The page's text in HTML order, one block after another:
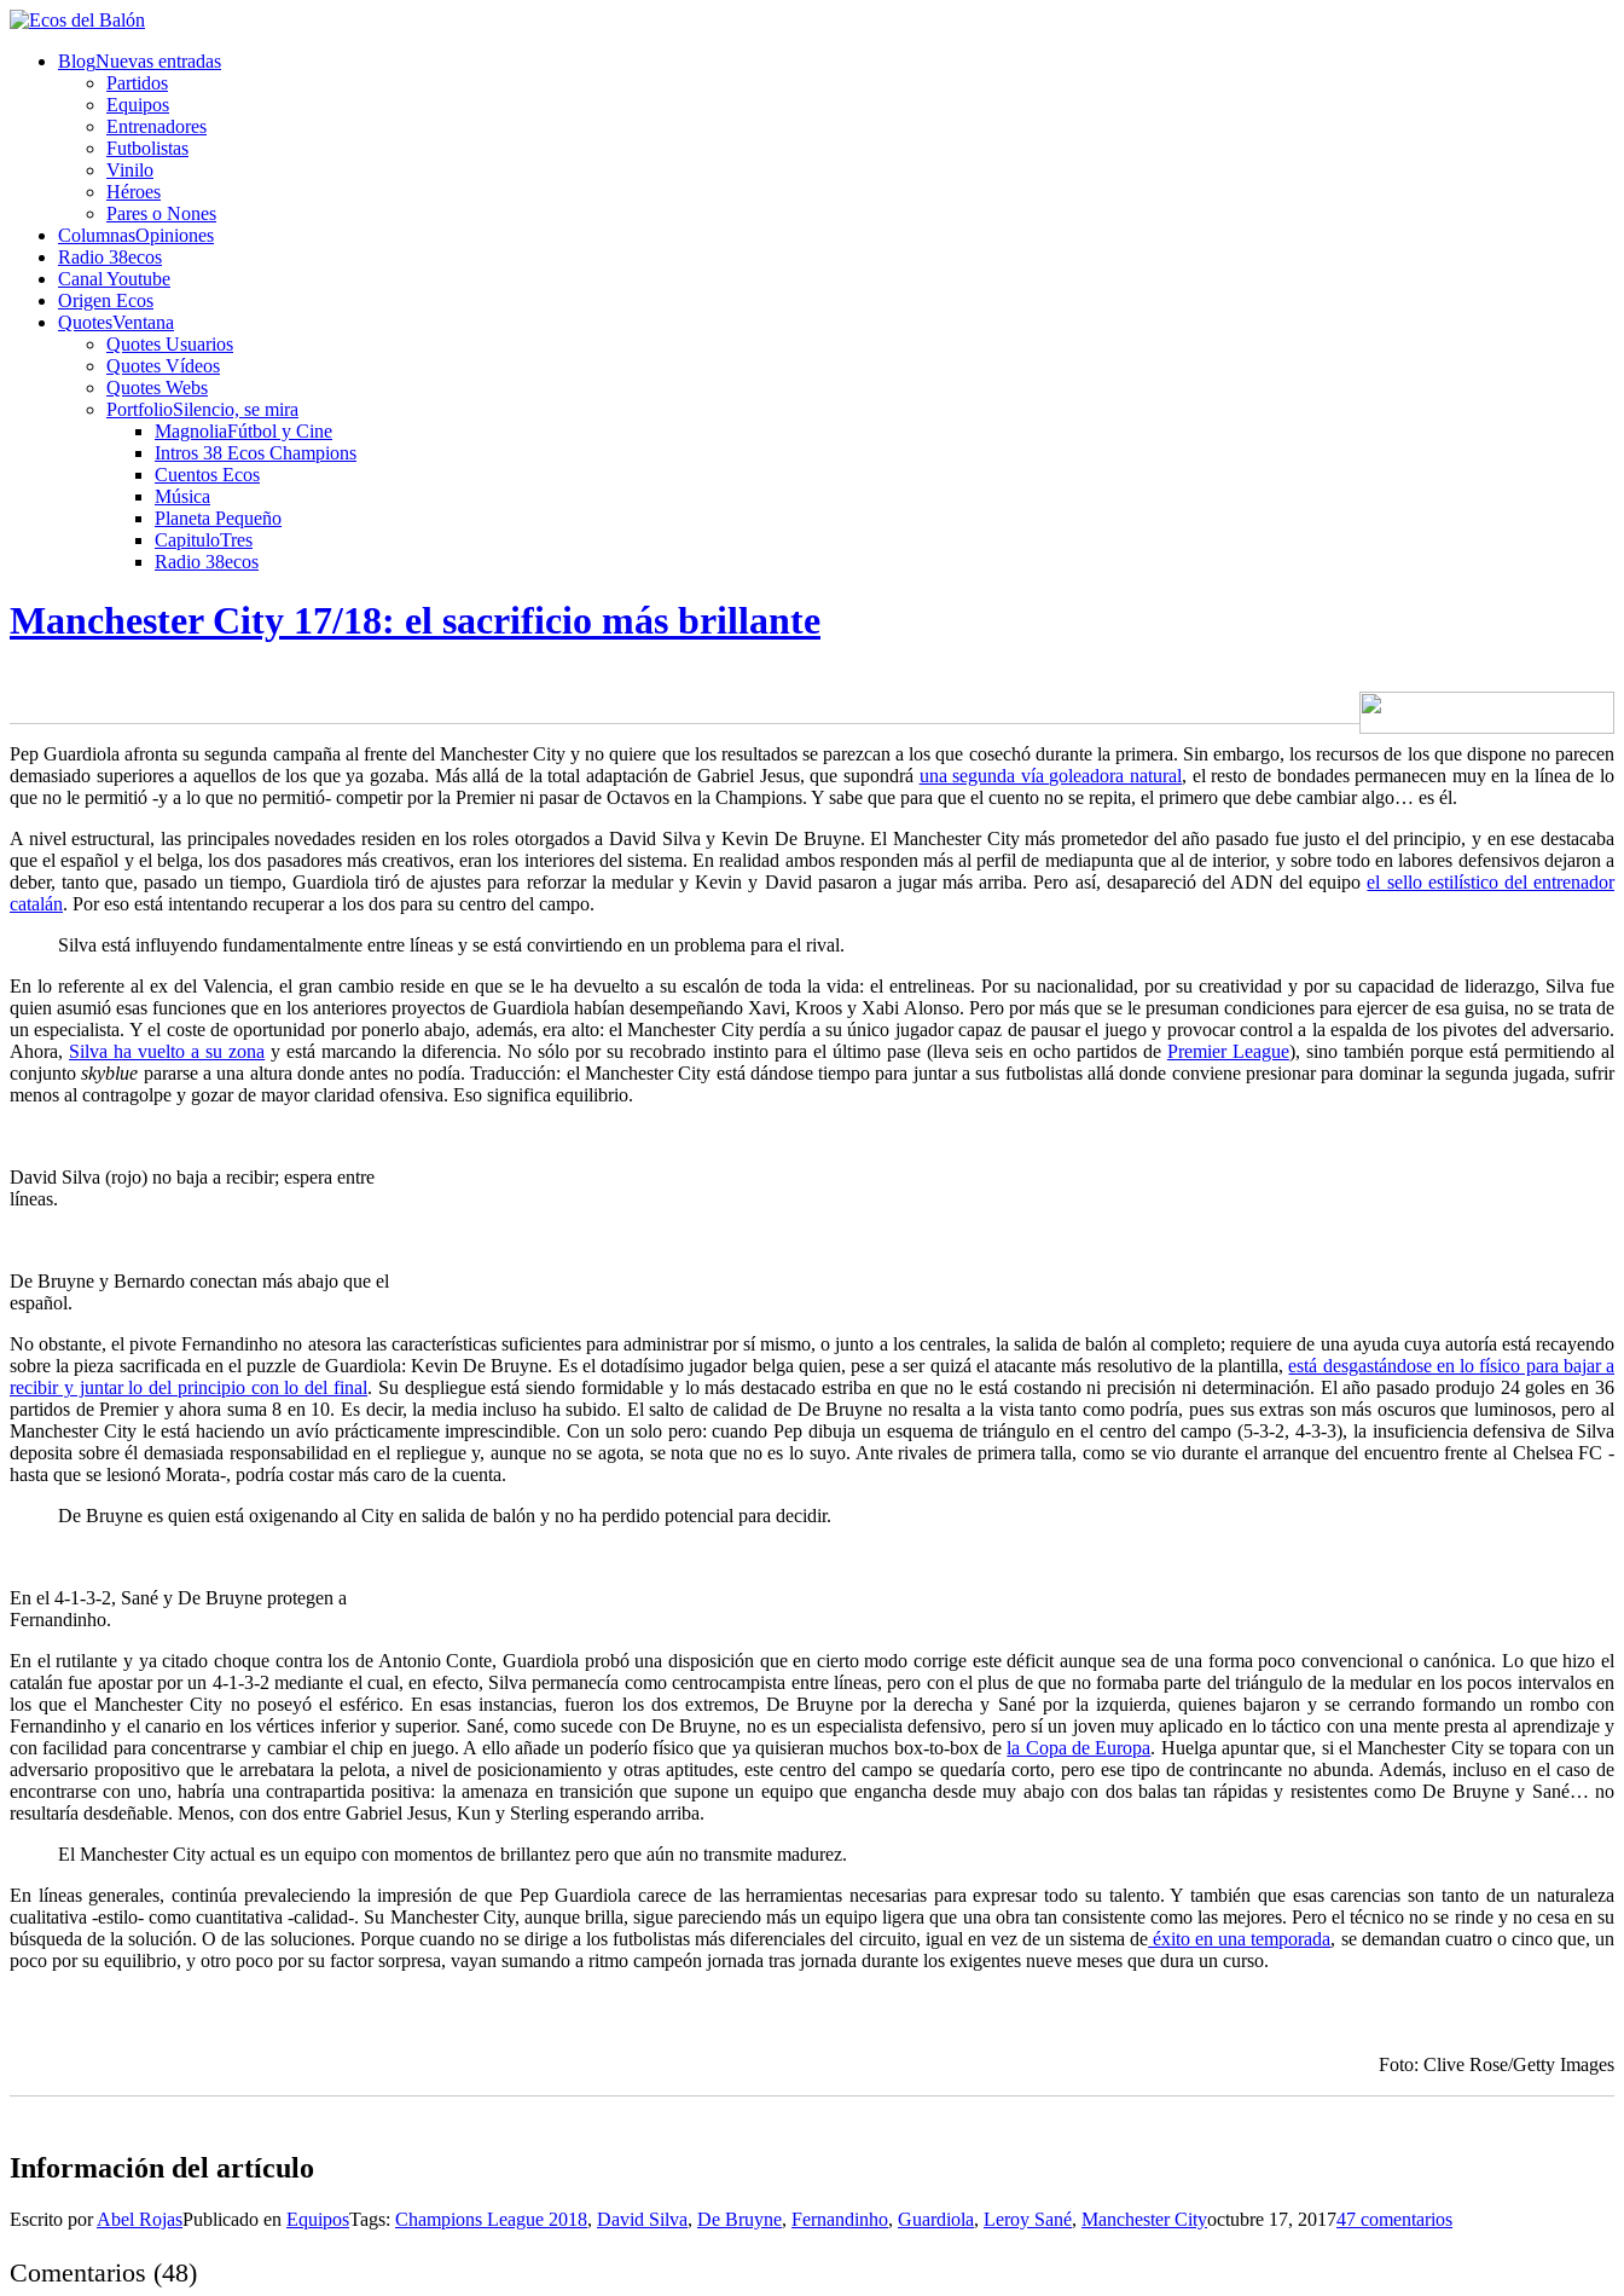
BlogNuevas entradas
Partidos
Equipos
Entrenadores
Futbolistas
Vinilo
Héroes
Pares o Nones
ColumnasOpiniones
Radio 38ecos
Canal Youtube
Origen Ecos
QuotesVentana
Quotes Usuarios
Quotes Vídeos
Quotes Webs
PortfolioSilencio, se mira
MagnoliaFútbol y Cine
Intros 38 Ecos Champions
Cuentos Ecos
Música
Planeta Pequeño
CapituloTres
Radio 38ecos
Manchester City 17/18: el sacrificio más brillante
Pep Guardiola afronta su segunda campaña al frente del Manchester City y no quiere que los resultados se parezcan a los que cosechó durante la primera. Sin embargo, los recursos de los que dispone no parecen
demasiado superiores a aquellosde los que ya gozaba. Más allá de la total adaptación de Gabriel Jesus, que supondrá una segunda vía goleadora natural, el resto de bondades permanecen muy en la línea de lo
que no le permitió -y a lo que no permitió- competir por la Premier ni pasar de Octavos en la Champions. Y sabe que para que el cuento no se repita, el primero que debe cambiar algo… es él.
A nivel estructural, las principales novedades residen en los roles otorgados a David Silva y Kevin De Bruyne. El Manchester City más prometedor del año pasado fue justo el del principio, y en ese destacaba
que el español y el belga, los dos pasadores más creativos, eran los interiores del sistema. En realidad ambos responden más al perfil de mediapunta que al de interior, y sobre todo en labores defensivos dejaron a
deber, tanto que, pasado un tiempo, Guardiola tiró de ajustes para reforzar la medular y Kevin y David pasaron a jugar más arriba. Pero así, desapareció del ADN del equipoel sello estilístico del entrenador
catalán. Por eso está intentando recuperar a los dos para su centro del campo.
Silva está influyendo fundamentalmente entre líneas y se está convirtiendo en un problema para el rival.
En lo referente al ex del Valencia, el gran cambio reside en que se le ha devuelto a su escalón de toda la vida: el entrelineas. Por su nacionalidad, por su creatividad y por su capacidad de liderazgo, Silva fue
quien asumió esas funciones que en los anteriores proyectos de Guardiola habían desempeñando Xavi, Kroos y Xabi Alonso. Pero por más que se le presuman condiciones para ejercer de esa guisa, no se trata de
un especialista. Y el coste de oportunidad por ponerlo abajo, además, era alto: el Manchester City perdía a su único jugador capaz de pausar el juego y provocar control a la espalda de los pivotes del adversario.
Ahora, Silva ha vuelto a su zona y está marcando la diferencia. No sólo por su recobrado instinto para el último pase (lleva seis en ocho partidos de Premier League), sino también porque está permitiendo al
conjunto skyblue pararse a una altura donde antes no podía. Traducción: el Manchester City está dándose tiempo para juntar a sus futbolistas allá donde conviene presionar para dominar la segunda jugada, sufrir
menos al contragolpe y gozar de mayor claridad ofensiva. Eso significa equilibrio.
David Silva (rojo) no baja a recibir; espera entre
líneas.
De Bruyne y Bernardo conectan más abajo que el
español.
No obstante, el pivote Fernandinho no atesora las características suficientes para administrar por sí mismo, o junto a los centrales, la salida de balón al completo; requiere de una ayuda cuya autoría está recayendo
sobre la pieza sacrificada en el puzzle de Guardiola: Kevin De Bruyne. Es el dotadísimo jugador belga quien, pese a ser quizá el atacante más resolutivo de la plantilla,está desgastándose en lo físico para bajar a
recibir y juntar lo del principio con lo del final. Su despliegue está siendo formidable y lo más destacado estriba en que no le está costando ni precisión ni determinación. El año pasado produjo 24 goles en 36
partidos de Premier y ahora suma 8 en 10. Es decir, la media incluso ha subido. El salto de calidad de De Bruyne no resalta a la vista tanto como podría, pues sus extras son más oscuros que luminosos, pero al
Manchester City le está haciendo un avío prácticamente imprescindible. Con un solo pero: cuando Pep dibuja un esquema de triángulo en el centro del campo (5-3-2, 4-3-3), la insuficiencia defensiva de Silva
deposita sobre él demasiada responsabilidad en el repliegue y, aunque no se agota, se nota que no es lo suyo. Ante rivales de primera talla, como se vio durante el arranque del encuentro frente al Chelsea FC -
hasta que se lesionó Morata-, podría costar más caro de la cuenta.
De Bruyne es quien está oxigenando al City en salida de balón y no ha perdido potencial para decidir.
En el 4-1-3-2, Sané y De Bruyne protegen a
Fernandinho.
En el rutilante y ya citado choque contra los de Antonio Conte, Guardiola probó una disposición que en cierto modo corrige este déficit aunque sea de una forma poco convencional o canónica. Lo que hizo el
catalán fue apostar por un 4-1-3-2 mediante el cual, en efecto, Silva permanecía como centrocampista entre líneas, pero con el plus de que no formaba parte del triángulo de la medular en los pocos intervalos en
los que el Manchester City no poseyó el esférico. En esas instancias, fueron los dos extremos, De Bruyne por la derecha y Sané por la izquierda, quienes bajaron y se cerrando formando un rombo con
Fernandinho y el canario en los vértices inferior y superior. Sané, como sucede con De Bruyne, no es un especialista defensivo, pero sí un joven muy aplicado en lo táctico con una mente presta al aprendizaje y
con facilidad para concentrarse y cambiar el chip en juego. A ello añade un poderío físico que ya quisieran muchos box-to-box dela Copa de Europa. Huelga apuntar que, si el Manchester City se topara con un
adversario propositivo que le arrebatara la pelota, a nivel de posicionamiento y otras aptitudes, este centro del campo se quedaría corto, pero ese tipo de contrincante no abunda. Además, incluso en el caso de
encontrarse con uno, habría una contrapartida positiva: la amenaza en transición que supone un equipo que engancha desde muy abajo con dos balas tan rápidas y resistentes como De Bruyne y Sané… no
resultaría desdeñable. Menos, con dos entre Gabriel Jesus, Kun y Sterling esperando arriba.
El Manchester City actual es un equipo con momentos de brillantez pero que aún no transmite madurez.
En líneas generales, continúa prevaleciendo la impresión de que Pep Guardiola carece de las herramientas necesarias para expresar todo su talento. Y también que esas carencias son tanto de un naturaleza
cualitativa -estilo- como cuantitativa -calidad-. Su Manchester City, aunque brilla, sigue pareciendo más un equipo ligera que una obra tan consistente como las mejores. Pero el técnico no se rinde y no cesa en su
búsqueda de la solución. O de las soluciones. Porque cuando no se dirige a los futbolistas más diferenciales del circuito, igual en vez de un sistema de éxito en una temporada, se demandan cuatro o cinco que, un
poco por su equilibrio, y otro poco por su factor sorpresa, vayan sumando a ritmo campeón jornada tras jornada durante los exigentes nueve meses que dura un curso.
Foto: Clive Rose/Getty Images
Información del artículo
Escrito porAbel RojasPublicado en EquiposTags: Champions League 2018, David Silva, De Bruyne, Fernandinho, Guardiola, Leroy Sané, Manchester Cityoctubre 17, 201747 comentarios
Comentarios (48)